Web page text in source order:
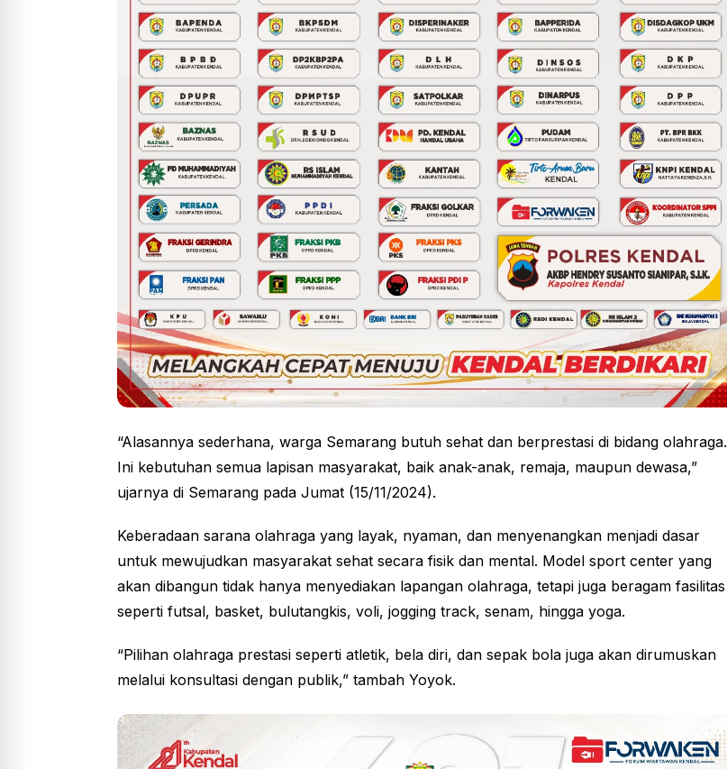
“Alasannya sederhana, warga Semarang butuh sehat dan berprestasi di bidang olahraga.
Ini kebutuhan semua lapisan masyarakat, baik anak-anak, remaja, maupun dewasa,”
ujarnya di Semarang pada Jumat (15/11/2024).
Keberadaan sarana olahraga yang layak, nyaman, dan menyenangkan menjadi dasar
untuk mewujudkan masyarakat sehat secara fisik dan mental. Model sport center yang
akan dibangun tidak hanya menyediakan lapangan olahraga, tetapi juga beragam fasilitas
seperti futsal, basket, bulutangkis, voli, jogging track, senam, hingga yoga.
“Pilihan olahraga prestasi seperti atletik, bela diri, dan sepak bola juga akan dirumuskan
melalui konsultasi dengan publik,” tambah Yoyok.